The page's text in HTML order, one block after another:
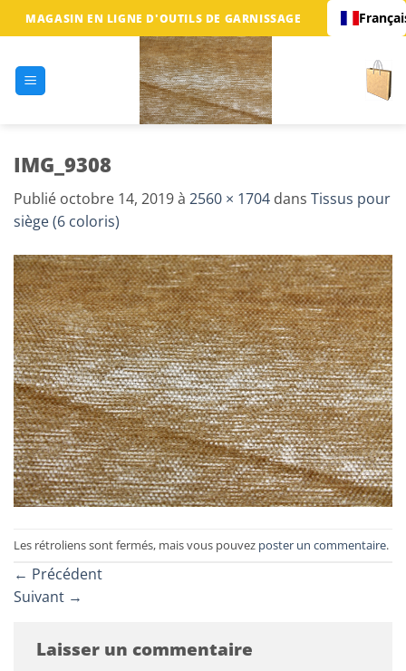
Passer
au
MAGASIN EN LIGNE D'OUTILS DE GARNISSAGE
IMG_9308
Publié octobre 14, 2019à 2560 × 1704 dans Tissus pour
siège (6 coloris)
Les rétroliens sont fermés, mais vous pouvez poster un commentaire.
← Précédent
Suivant →
Laisser un commentaire